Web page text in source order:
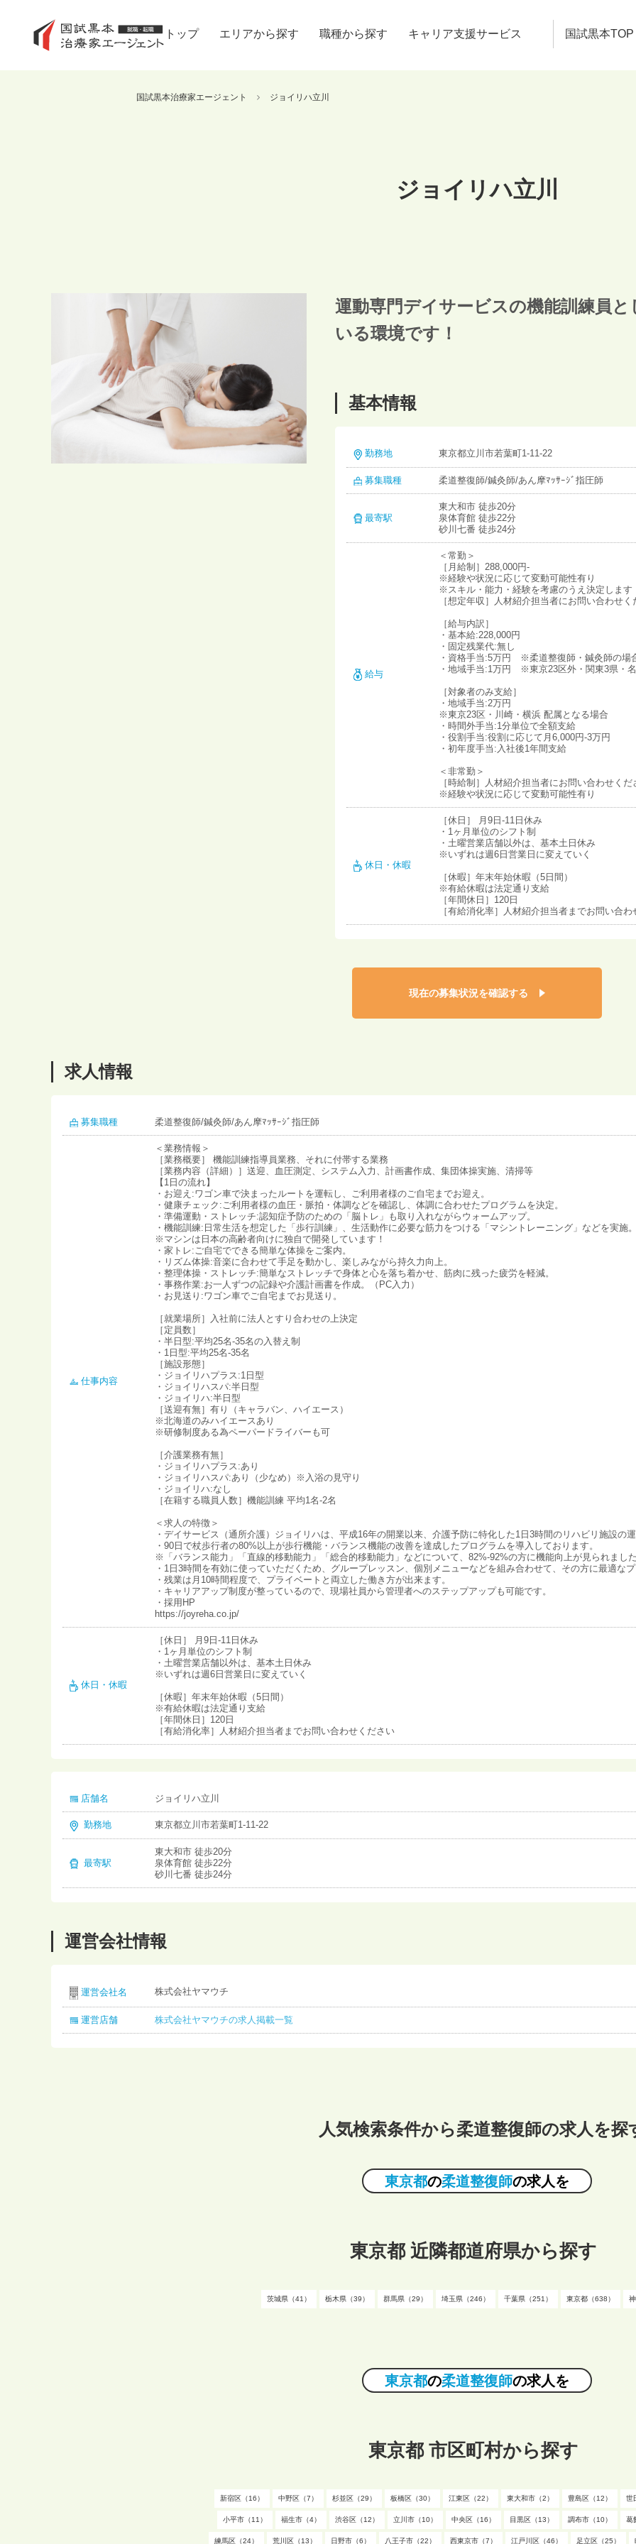
トップ エリアから探す 職種から探す キャリア支援サービス 国試黒本TOP
国試黒本治療家エージェント ジョイリハ立川
ジョイリハ立川
運動専門デイサービスの機能訓練員
いる環境です！
基本情報
勤務地 東京都立川市若葉町1-11-22
募集職種 柔道整復師/鍼灸師/あん摩ﾏｯｻｰｼﾞ指圧師
最寄駅
東大和市 徒歩20分
泉体育館 徒歩22分
砂川七番 徒歩24分
給与
＜常勤＞
［月給制］288,000円-
※経験や状況に応じて変動可能性有り
※スキル・能力・経験を考慮のうえ決定します
［想定年収］人材紹介担当者にお問い合わせく
［給与内訳］
・基本給:228,000円
・固定残業代:無し
・資格手当:5万円 ※柔道整復師・鍼灸師の場
・地域手当:1万円 ※東京23区外・関東3県・
［対象者のみ支給］
・地域手当:2万円
※東京23区・川崎・横浜 配属となる場合
・時間外手当:1分単位で全額支給
・役割手当:役割に応じて月6,000円-3万円
・初年度手当:入社後1年間支給
＜非常勤＞
［時給制］人材紹介担当者にお問い合わせくだ
※経験や状況に応じて変動可能性有り
休日・休暇
［休日］ 月9日-11日休み
・1ヶ月単位のシフト制
・土曜営業店舗以外は、基本土日休み
※いずれは週6日営業日に変えていく
［休暇］年末年始休暇（5日間）
※有給休暇は法定通り支給
［年間休日］120日
［有給消化率］人材紹介担当者までお問い合
現在の募集状況を確認する
求人情報
募集職種 柔道整復師/鍼灸師/あん摩ﾏｯｻｰｼﾞ指圧師
仕事内容
＜業務情報＞
［業務概要］ 機能訓練指導員業務、それに付帯する業務
［業務内容（詳細）］送迎、血圧測定、システム入力、計画書作成、集団体操実施、清掃等
【1日の流れ】
・お迎え:ワゴン車で決まったルートを運転し、ご利用者様のご自宅までお迎え。
・健康チェック:ご利用者様の血圧・脈拍・体調などを確認し、体調に合わせたプログラムを決定。
・準備運動・ストレッチ:認知症予防のための「脳トレ」も取り入れながらウォームアップ。
・機能訓練:日常生活を想定した「歩行訓練」、生活動作に必要な筋力をつける「マシントレーニング」などを実施
※マシンは日本の高齢者向けに独自で開発しています！
・家トレ:ご自宅でできる簡単な体操をご案内。
・リズム体操:音楽に合わせて手足を動かし、楽しみながら持久力向上。
・整理体操・ストレッチ:簡単なストレッチで身体と心を落ち着かせ、筋肉に残った疲労を軽減。
・事務作業:お一人ずつの記録や介護計画書を作成。（PC入力）
・お見送り:ワゴン車でご自宅までお見送り。
［就業場所］入社前に法人とすり合わせの上決定
［定員数］
・半日型:平均25名-35名の入替え制
・1日型:平均25名-35名
［施設形態］
・ジョイリハプラス:1日型
・ジョイリハスパ:半日型
・ジョイリハ:半日型
［送迎有無］有り（キャラバン、ハイエース）
※北海道のみハイエースあり
※研修制度ある為ペーパードライバーも可
［介護業務有無］
・ジョイリハプラス:あり
・ジョイリハスパ:あり（少なめ）※入浴の見守り
・ジョイリハ:なし
［在籍する職員人数］機能訓練 平均1名-2名
＜求人の特徴＞
・デイサービス（通所介護）ジョイリハは、平成16年の開業以来、介護予防に特化した1日3時間のリハビリ施設の
・90日で杖歩行者の80%以上が歩行機能・バランス機能の改善を達成したプログラムを導入しております。
※「バランス能力」「直線的移動能力」「総合的移動能力」などについて、82%-92%の方に機能向上が見られまし
・1日3時間を有効に使っていただくため、グループレッスン、個別メニューなどを組み合わせて、その方に最適な
・残業は月10時間程度で、プライベートと両立した働き方が出来ます。
・キャリアアップ制度が整っているので、現場社員から管理者へのステップアップも可能です。
・採用HP
https://joyreha.co.jp/
休日・休暇
［休日］ 月9日-11日休み
・1ヶ月単位のシフト制
・土曜営業店舗以外は、基本土日休み
※いずれは週6日営業日に変えていく
［休暇］年末年始休暇（5日間）
※有給休暇は法定通り支給
［年間休日］120日
［有給消化率］人材紹介担当者までお問い合わせください
店舗名 ジョイリハ立川
勤務地 東京都立川市若葉町1-11-22
最寄駅
東大和市 徒歩20分
泉体育館 徒歩22分
砂川七番 徒歩24分
運営会社情報
運営会社名 株式会社ヤマウチ
運営店舗 株式会社ヤマウチの求人掲載一覧
人気検索条件から柔道整復師の求人を探
東京都の柔道整復師の求人を
東京都 近隣都道府県から探す
茨城県（41） 栃木県（39） 群馬県（29） 埼玉県（246） 千葉県（251） 東京都（638）
東京都の柔道整復師の求人を
東京都 市区町村から探す
新宿区（16） 中野区（7） 杉並区（29） 板橋区（30） 江東区（22） 東大和市（2） 豊島区（12） 世
小平市（11） 福生市（4） 渋谷区（12） 立川市（10） 中央区（16） 目黒区（13） 調布市（10） 葛
練馬区（24） 荒川区（13） 日野市（6） 八王子市（22） 西東京市（7） 江戸川区（46） 足立区（25）